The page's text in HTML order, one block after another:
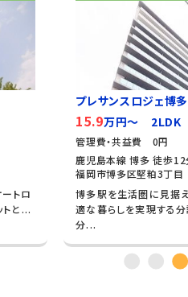
トロ
トと...
プレサンスロジェ博
15.9万円～ 2LDK
管理費・共益費 0円
鹿児島本線 博多 徒歩12
福岡市博多区堅粕3丁目
博多駅を生活圏に見据
適な暮らしを実現する
分...